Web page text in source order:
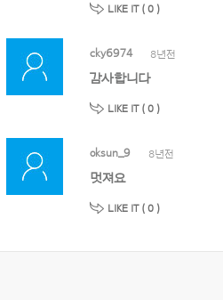
LIKE IT ( 0 )
cky6974 8년전
감사합니다
LIKE IT ( 0 )
oksun_9 8년전
멋져요
LIKE IT ( 0 )